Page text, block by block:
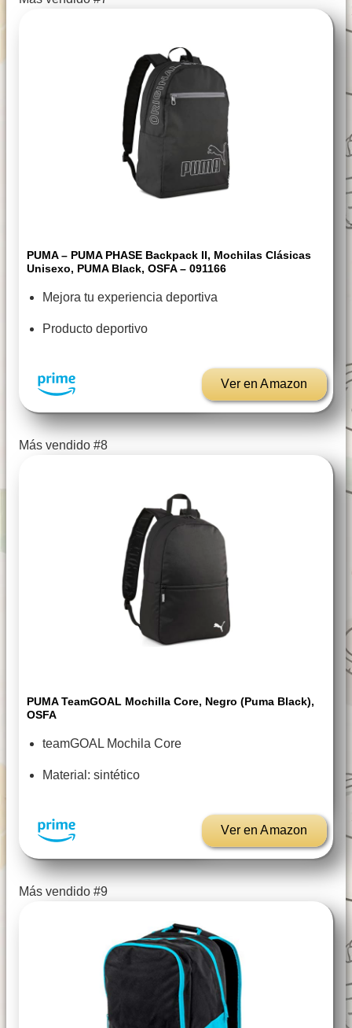
PUMA – PUMA PHASE Backpack II, Mochilas Clásicas
Unisexo, PUMA Black, OSFA – 091166
Mejora tu experiencia deportiva
Producto deportivo
Ver en Amazon
Más vendido #8
PUMA TeamGOAL Mochilla Core, Negro (Puma Black),
OSFA
teamGOAL Mochila Core
Material: sintético
Ver en Amazon
Más vendido #9